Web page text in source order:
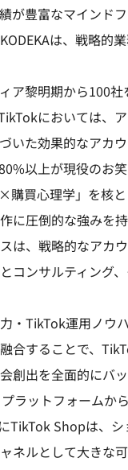
が豊富なマイン
は、戦略
ア黎明期から100
においては、
いた効果的なアカ
以上が現役のお
買心理学」を核
圧倒的な強みを持
は、戦略的なアカ
コンサルティング
・TikTok運用ノウ
合することで、
出を全面的にバッ
ラットフォームか
TikTok Shopは、
ネルとして大きな